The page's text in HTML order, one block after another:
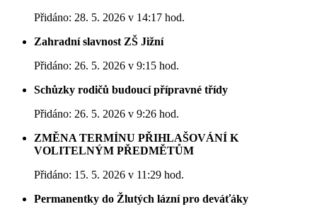
Přidáno: 28. 5. 2026 v 14:17 hod.
Zahradní slavnost ZŠ Jižní
Přidáno: 26. 5. 2026 v 9:15 hod.
Schůzky rodičů budoucí přípravné třídy
Přidáno: 26. 5. 2026 v 9:26 hod.
ZMĚNA TERMÍNU PŘIHLAŠOVÁNÍ K
VOLITELNÝM PŘEDMĚTŮM
Přidáno: 15. 5. 2026 v 11:29 hod.
Permanentky do Žlutých lázní pro deváťáky